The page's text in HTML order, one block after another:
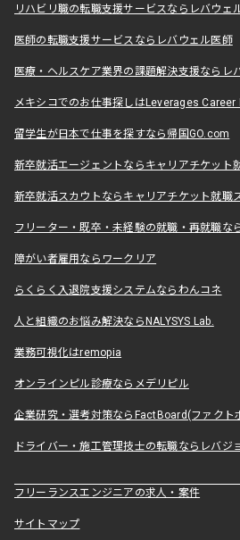
リハビリ職の転職支援サービスならレバウェ
医師の転職支援サービスならレバウェル医師
医療・ヘルスケア業界の課題解決支援ならレ
メキシコでのお仕事探しはLeverages Career
留学生が日本で仕事を探すなら帰国GO.com
新卒就活エージェントならキャリアチケット
新卒就活スカウトならキャリアチケット就職
フリーター・既卒・未経験の就職・再就職な
障がい者雇用ならワークリア
らくらく入退院支援システムならわんコネ
人と組織のお悩み解決ならNALYSYS Lab.
業務可視化はremopia
オンラインピル診療ならメデリピル
企業研究・選考対策ならFactBoard(ファクト
ドライバー・施工管理技士の転職ならレバジ
フリーランスエンジニアの求人・案件
サイトマップ